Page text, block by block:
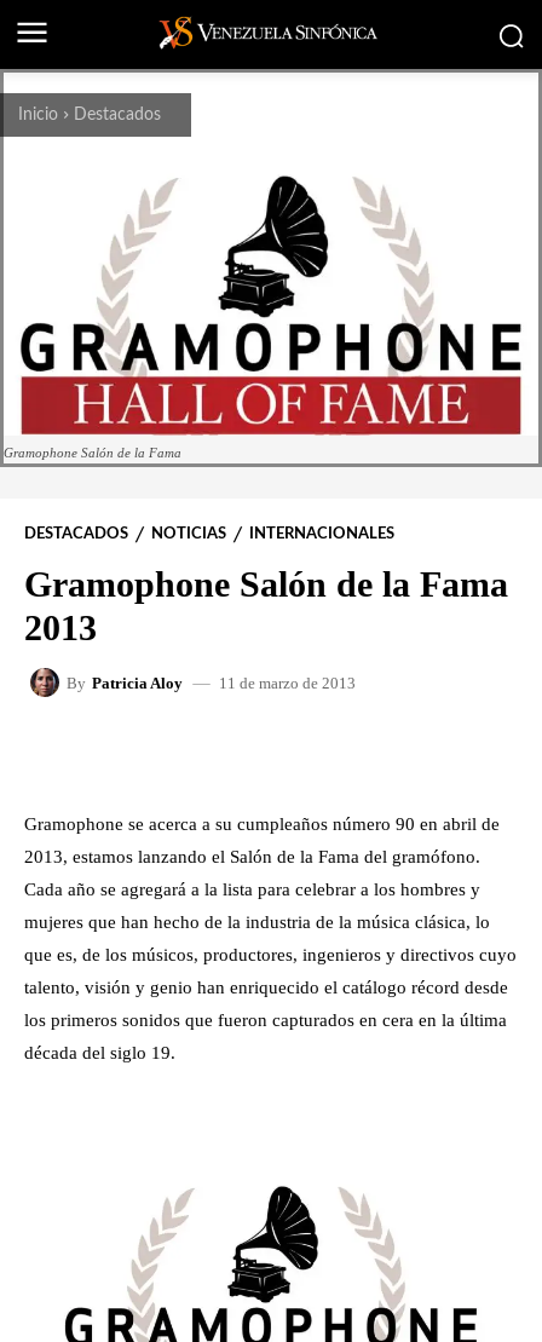
Inicio Destacados
Gramophone Salón de la Fama
DESTACADOS NOTICIAS INTERNACIONALES
Gramophone Salón de la Fama
2013
By Patricia Aloy 11 de marzo de 2013
Gramophone se acerca a su cumpleaños número 90 en abril de
2013, estamos lanzando el Salón de la Fama del gramófono.
Cada año se agregará a la lista para celebrar a los hombres y
mujeres que han hecho de la industria de la música clásica, lo
que es, de los músicos, productores, ingenieros y directivos cuyo
talento, visión y genio han enriquecido el catálogo récord desde
los primeros sonidos que fueron capturados en cera en la última
década del siglo 19.